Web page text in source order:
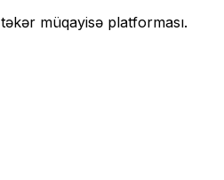
müqayisə platforması.